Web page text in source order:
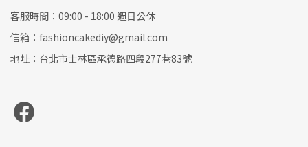
客服時間：09:00 - 18:00 週日公休
信箱：fashioncakediy@gmail.com
地址：台北市士林區承德路四段277巷83號